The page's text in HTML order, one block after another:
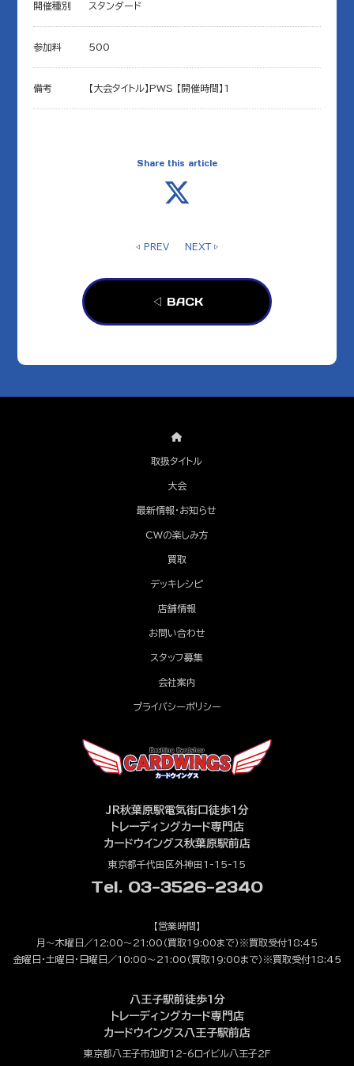
開催種別 スタンダード
参加料 500
備考 【大会タイトル】PWS 【開催時間】1
Share this article
◁ PREV NEXT ▷
◁ BACK
取扱タイトル
大会
最新情報・お知らせ
CWの楽しみ方
買取
デッキレシピ
店舗情報
お問い合わせ
スタッフ募集
会社案内
プライバシーポリシー
JR秋葉原駅電気街口徒歩1分
トレーディングカード専門店
カードウイングス秋葉原駅前店
東京都千代田区外神田1-15-15
Tel. 03-3526-2340
【営業時間】
月～木曜日／12:00～21:00（買取19:00まで）※買取受付18:45
金曜日・土曜日・日曜日／10:00～21:00（買取19:00まで）※買取受付18:45
八王子駅前徒歩1分
トレーディングカード専門店
カードウイングス八王子駅前店
東京都八王子市旭町12-6ロイビル八王子2F